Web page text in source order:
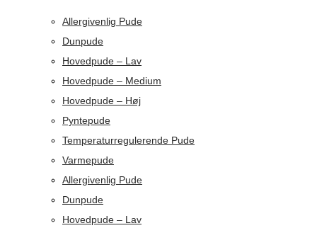
Allergivenlig Pude
Dunpude
Hovedpude – Lav
Hovedpude – Medium
Hovedpude – Høj
Pyntepude
Temperaturregulerende Pude
Varmepude
Allergivenlig Pude
Dunpude
Hovedpude – Lav